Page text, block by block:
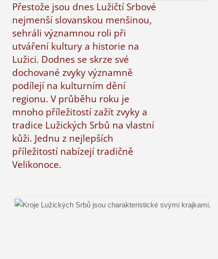
Přestože jsou dnes Lužičtí Srbové
nejmenší slovanskou menšinou,
sehráli významnou roli při
utváření kultury a historie na
Lužici. Dodnes se skrze své
dochované zvyky významně
podílejí na kulturním dění
regionu. V průběhu roku je
mnoho příležitostí zažít zvyky a
tradice Lužických Srbů na vlastní
kůži. Jednu z nejlepších
příležitostí nabízejí tradičně
Velikonoce.